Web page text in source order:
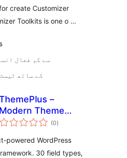
create Customizer
Toolkits is one o …
10 سے کم فعال
5.8.14 کے ساتھ
–
Modern Theme
Options Framework
(0مجموعی
درجہ
)
powered WordPress
30 field types,